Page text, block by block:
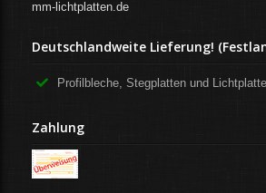
mm-lichtplatten.de
Deutschlandweite Lieferung!
Profilbleche, Stegplatten und
Zahlung